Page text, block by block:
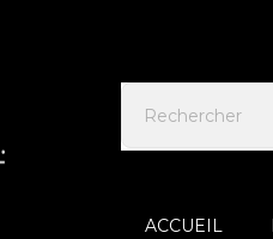
ACCUEIL